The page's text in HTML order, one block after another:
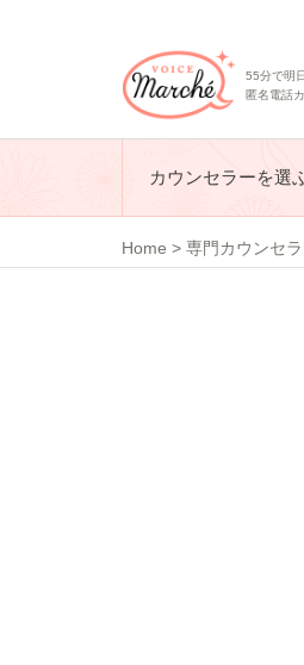
55分で明
匿名電話
カウンセラーを選
Home > 専門カウンセ